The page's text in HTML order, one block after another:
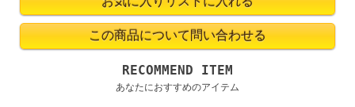
RECOMMEND ITEM
あなたにおすすめのアイテム